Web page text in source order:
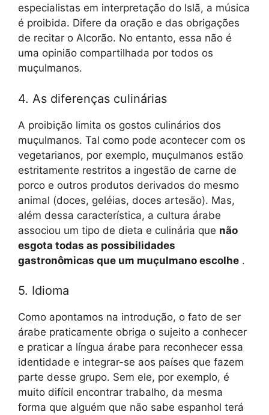
especialistas em interpretação do Islã, a música
é proibida. Difere da oração e das obrigações
de recitar o Alcorão. No entanto, essa não é
uma opinião compartilhada por todos os
muçulmanos.
4. As diferenças culinárias
A proibição limita os gostos culinários dos
muçulmanos. Tal como pode acontecer com os
vegetarianos, por exemplo, muçulmanos estão
estritamente restritos a ingestão de carne de
porco e outros produtos derivados do mesmo
animal (doces, geléias, doces artesão). Mas,
além dessa característica, a cultura árabe
associou um tipo de dieta e culinária que não
esgota todas as possibilidades
gastronômicas que um muçulmano escolhe .
5. Idioma
Como apontamos na introdução, o fato de ser
árabe praticamente obriga o sujeito a conhecer
e praticar a língua árabe para reconhecer essa
identidade e integrar-se aos países que fazem
parte desse grupo. Sem ele, por exemplo, é
muito difícil encontrar trabalho, da mesma
forma que alguém que não sabe espanhol terá